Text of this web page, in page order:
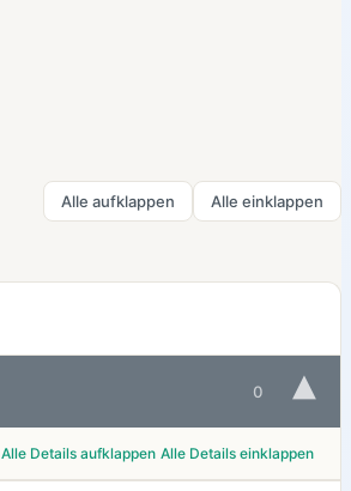
Alle aufklappen Alle einklappen
0 ▾
Alle Details aufklappen Alle Details einklappen